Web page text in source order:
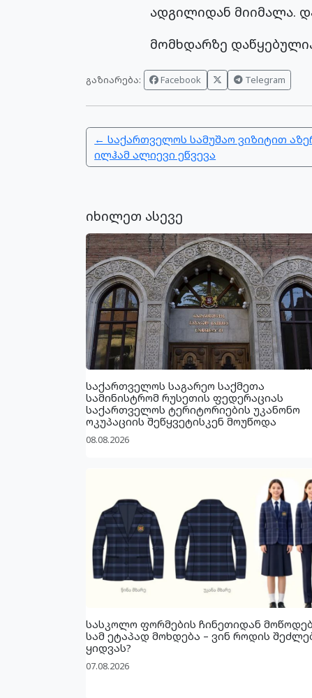
ადგილიდან მიიმალა.
მომხდარზე
გაზიარება: Facebook Telegram
← საქართველოს სამუშაო ვიზიტით
ილჰამ ალიევი ეწვევა
იხილეთ ასევე
საქართველოს საგარეო საქმეთა
სამინისტრომ რუსეთის ფედერაციას
საქართველოს ტერიტორიების უკანონო
ოკუპაციის შეწყვეტისკენ მოუწოდა
08.08.2026
სასკოლო ფორმების ჩინეთიდან
სამ ეტაპად მოხდება – ვინ როდის
ყიდვას?
07.08.2026